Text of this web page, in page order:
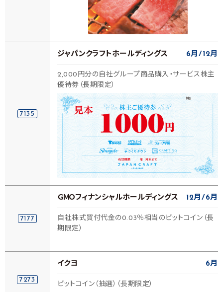
7135
ジャパンクラフトホールディングス 6月 12月
2,000円分の自社グループ商品購入・サービス株主
優待券（長期限定）
7177
ＧＭＯフィナンシャルホールディングス 12月 6月
自社株式買付代金の0.03％相当のビットコイン（長
期限定）
7273
イクヨ 6月
ビットコイン（抽選）（長期限定）